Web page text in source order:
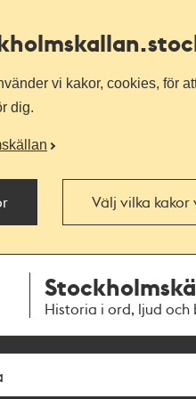
vi kakor, cookies, för
dig.
Välj vilka
Historia i ord, ljud och